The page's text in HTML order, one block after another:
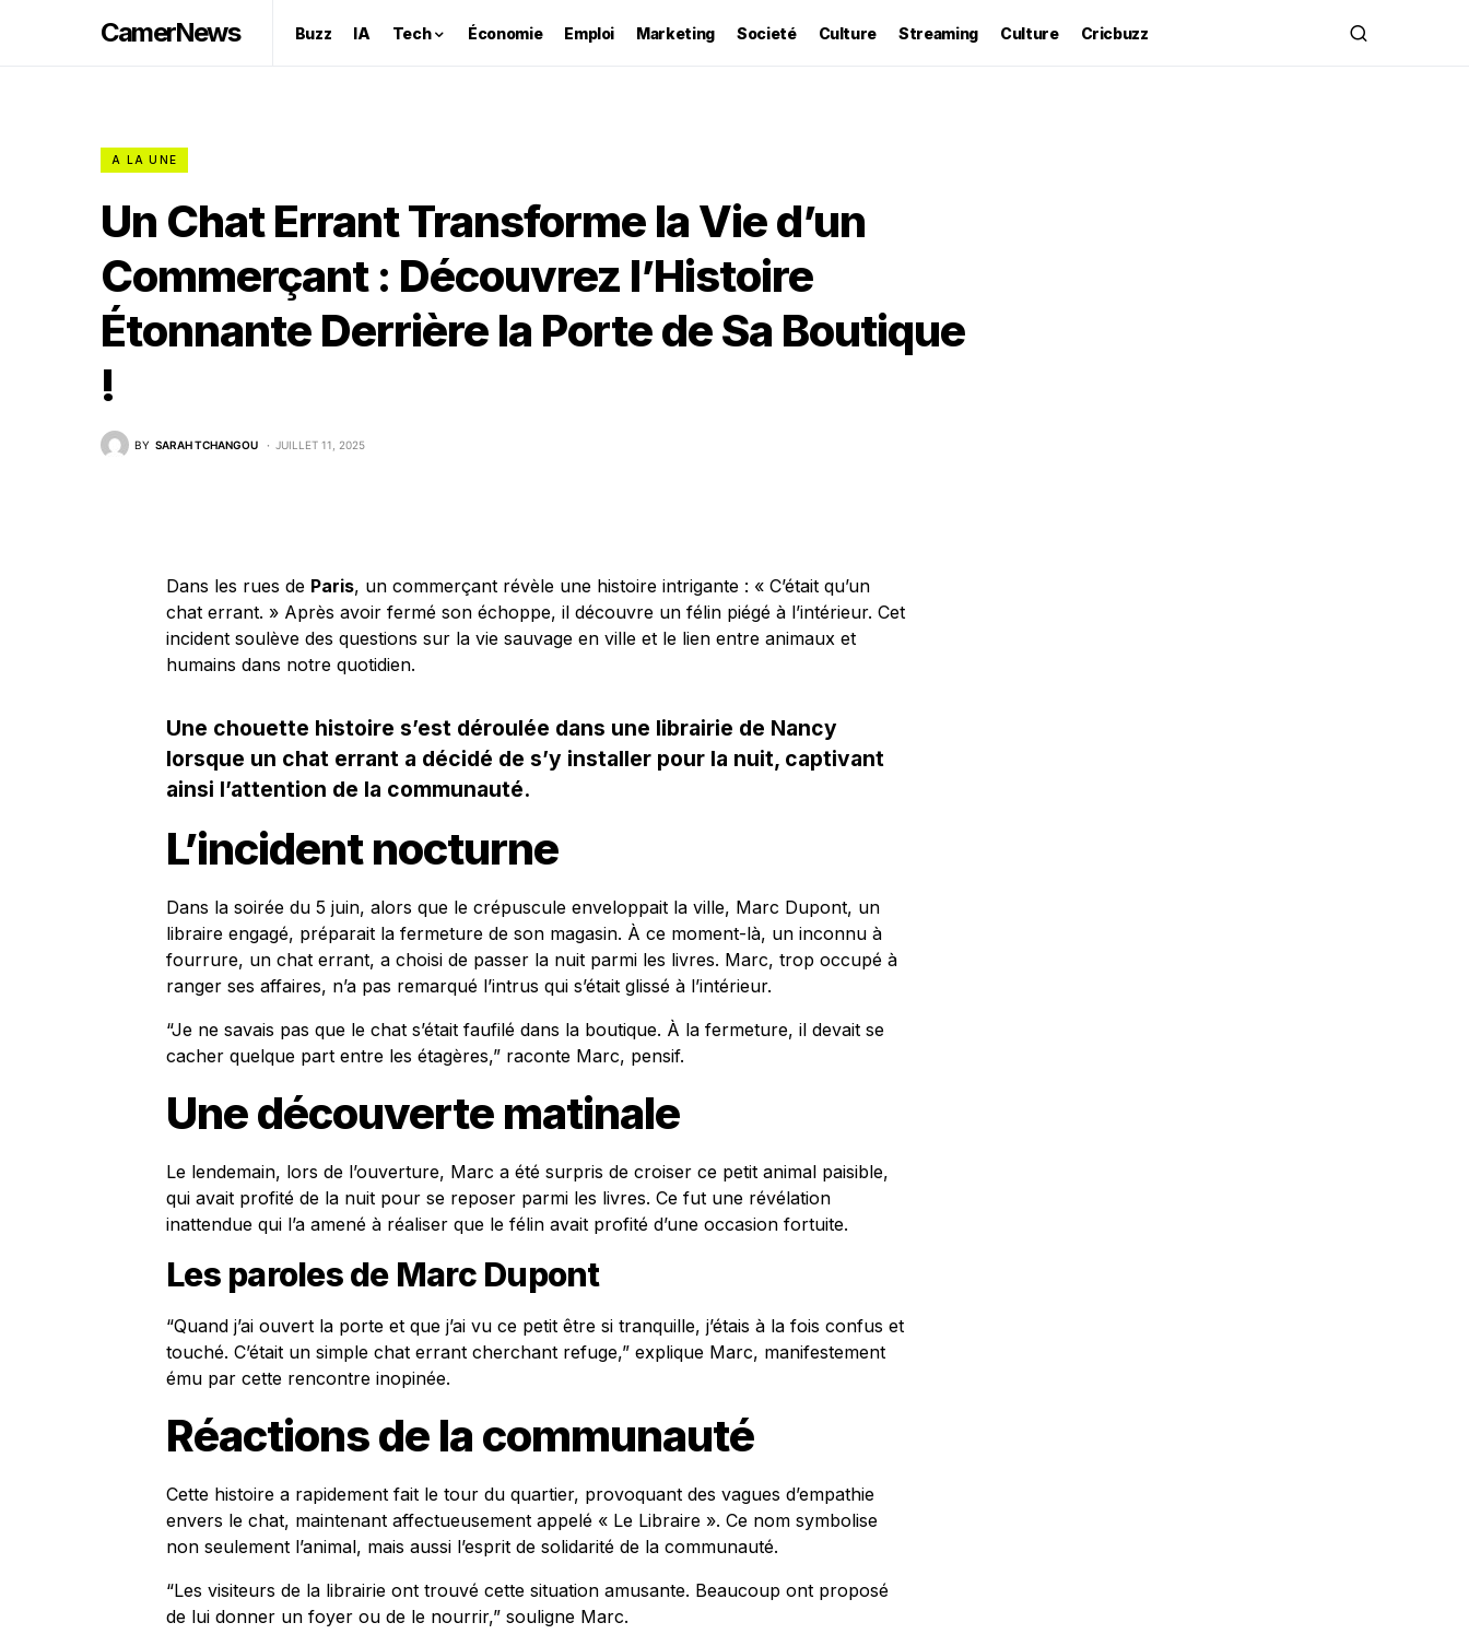
CamerNews Buzz IA Tech Économie Emploi Marketing Societé Culture Streaming Culture Cricbuzz
A LA UNE
Un Chat Errant Transforme la Vie d’un
Commerçant : Découvrez l’Histoire
Étonnante Derrière la Porte de Sa Boutique
!
BY SARAH TCHANGOU JUILLET 11, 2025
Dans les rues de Paris, un commerçant révèle une histoire intrigante : « C’était qu’un
chat errant. » Après avoir fermé son échoppe, il découvre un félin piégé à l’intérieur. Cet
incident soulève des questions sur la vie sauvage en ville et le lien entre animaux et
humains dans notre quotidien.
Une chouette histoire s’est déroulée dans une librairie de Nancy
lorsque un chat errant a décidé de s’y installer pour la nuit, captivant
ainsi l’attention de la communauté.
L’incident nocturne
Dans la soirée du 5 juin, alors que le crépuscule enveloppait la ville, Marc Dupont, un
libraire engagé, préparait la fermeture de son magasin. À ce moment-là, un inconnu à
fourrure, un chat errant, a choisi de passer la nuit parmi les livres. Marc, trop occupé à
ranger ses affaires, n’a pas remarqué l’intrus qui s’était glissé à l’intérieur.
“Je ne savais pas que le chat s’était faufilé dans la boutique. À la fermeture, il devait se
cacher quelque part entre les étagères,” raconte Marc, pensif.
Une découverte matinale
Le lendemain, lors de l’ouverture, Marc a été surpris de croiser ce petit animal paisible,
qui avait profité de la nuit pour se reposer parmi les livres. Ce fut une révélation
inattendue qui l’a amené à réaliser que le félin avait profité d’une occasion fortuite.
Les paroles de Marc Dupont
“Quand j’ai ouvert la porte et que j’ai vu ce petit être si tranquille, j’étais à la fois confus et
touché. C’était un simple chat errant cherchant refuge,” explique Marc, manifestement
ému par cette rencontre inopinée.
Réactions de la communauté
Cette histoire a rapidement fait le tour du quartier, provoquant des vagues d’empathie
envers le chat, maintenant affectueusement appelé « Le Libraire ». Ce nom symbolise
non seulement l’animal, mais aussi l’esprit de solidarité de la communauté.
“Les visiteurs de la librairie ont trouvé cette situation amusante. Beaucoup ont proposé
de lui donner un foyer ou de le nourrir,” souligne Marc.